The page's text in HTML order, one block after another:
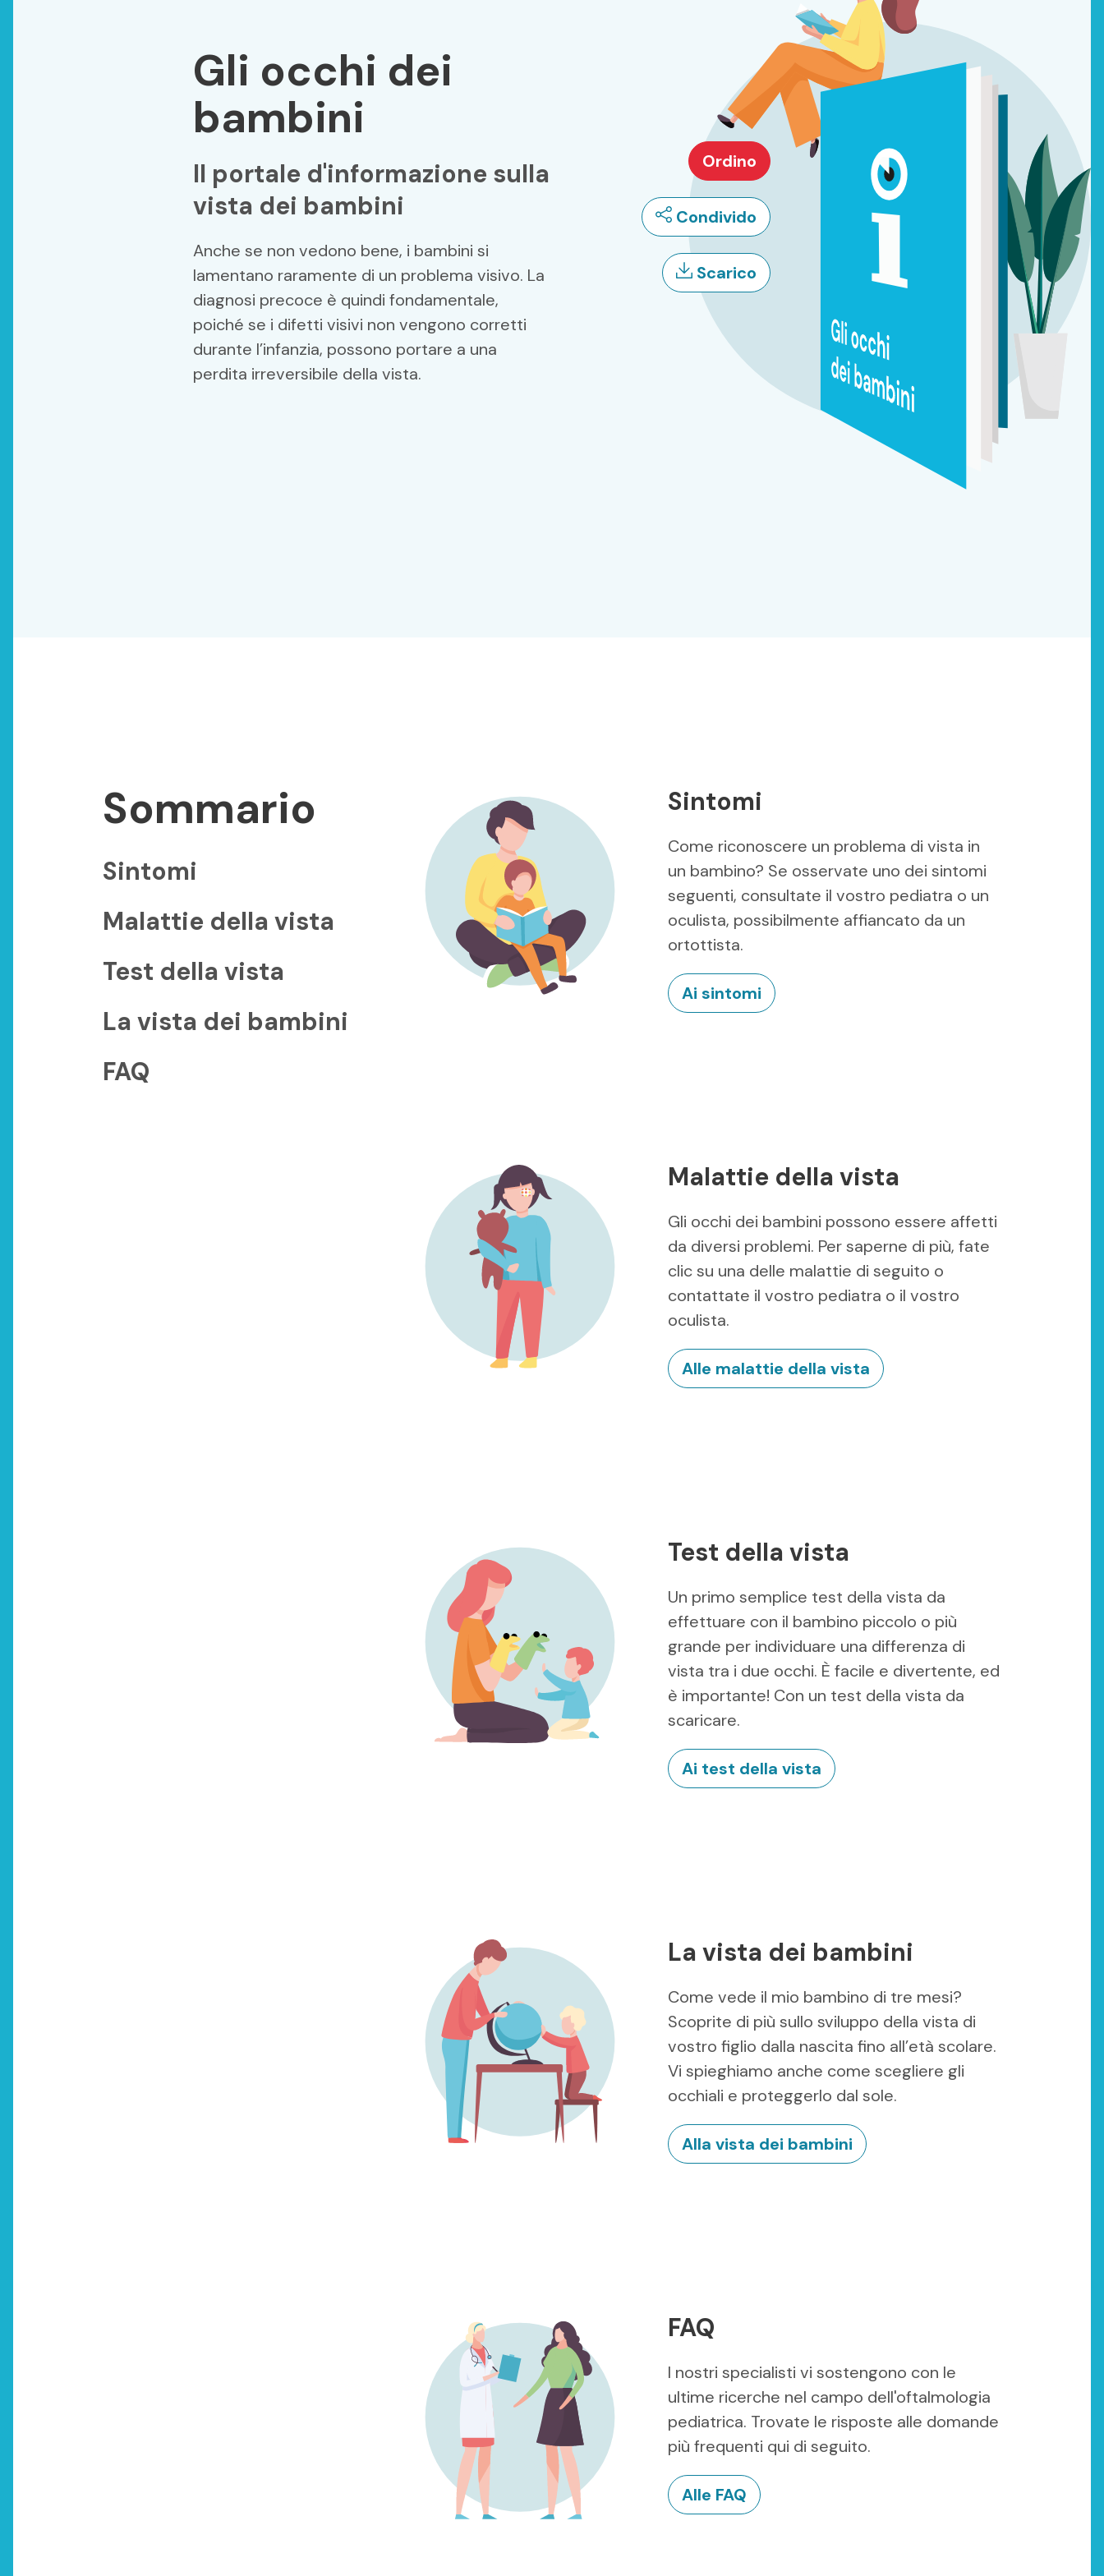
Gli occhi dei
bambini
Il portale d'informazione sulla
vista dei bambini
Anche se non vedono bene, i bambini si
lamentano raramente di un problema visivo. La
diagnosi precoce è quindi fondamentale,
poiché se i difetti visivi non vengono corretti
durante l’infanzia, possono portare a una
perdita irreversibile della vista.
Ordino
Condivido
Scarico
Sommario
Sintomi
Malattie della vista
Test della vista
La vista dei bambini
FAQ
Sintomi
Come riconoscere un problema di vista in
un bambino? Se osservate uno dei sintomi
seguenti, consultate il vostro pediatra o un
oculista, possibilmente affiancato da un
ortottista.
Ai sintomi
Malattie della vista
Gli occhi dei bambini possono essere affetti
da diversi problemi. Per saperne di più, fate
clic su una delle malattie di seguito o
contattate il vostro pediatra o il vostro
oculista.
Alle malattie della vista
Test della vista
Un primo semplice test della vista da
effettuare con il bambino piccolo o più
grande per individuare una differenza di
vista tra i due occhi. È facile e divertente, ed
è importante! Con un test della vista da
scaricare.
Ai test della vista
La vista dei bambini
Come vede il mio bambino di tre mesi?
Scoprite di più sullo sviluppo della vista di
vostro figlio dalla nascita fino all’età scolare.
Vi spieghiamo anche come scegliere gli
occhiali e proteggerlo dal sole.
Alla vista dei bambini
FAQ
I nostri specialisti vi sostengono con le
ultime ricerche nel campo dell'oftalmologia
pediatrica. Trovate le risposte alle domande
più frequenti qui di seguito.
Alle FAQ